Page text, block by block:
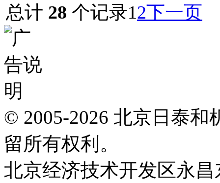
总计 28 个记录12下一页
© 2005-2026 北京日泰
留所有权利。
北京经济技术开发区永